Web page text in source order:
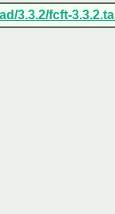
3.3.2/fcft-